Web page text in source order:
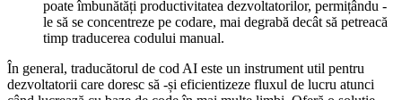
poate îmbunătăți productivitatea dezvoltatorilor, permițându -
le să se concentreze pe codare, mai degrabă decât să petreacă
timp traducerea codului manual.
În general, traducătorul de cod AI este un instrument util pentru
dezvoltatorii care doresc să -și eficientizeze fluxul de lucru atunci